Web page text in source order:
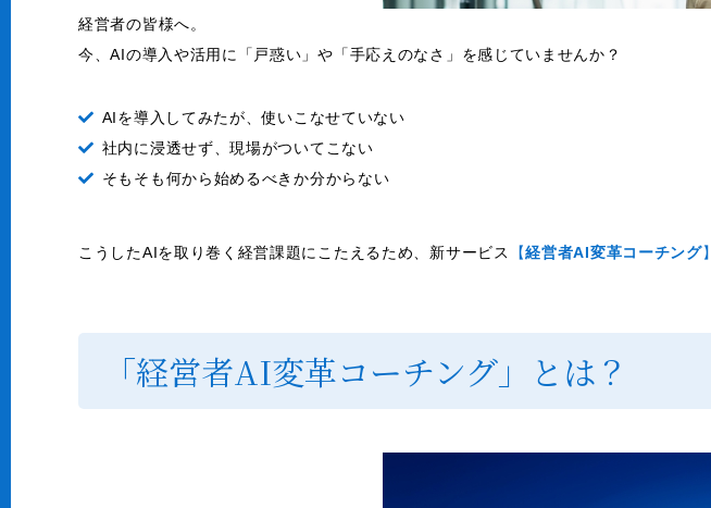
経営者の皆様へ。
今、AIの導入や活用に「戸惑い」や「手応えのなさ」を感じていませんか？
AIを導入してみたが、使いこなせていない
社内に浸透せず、現場がついてこない
そもそも何から始めるべきか分からない
こうしたAIを取り巻く経営課題にこたえるため、新サービス 【経営者AI変革コーチング】
「経営者AI変革コーチング」とは？